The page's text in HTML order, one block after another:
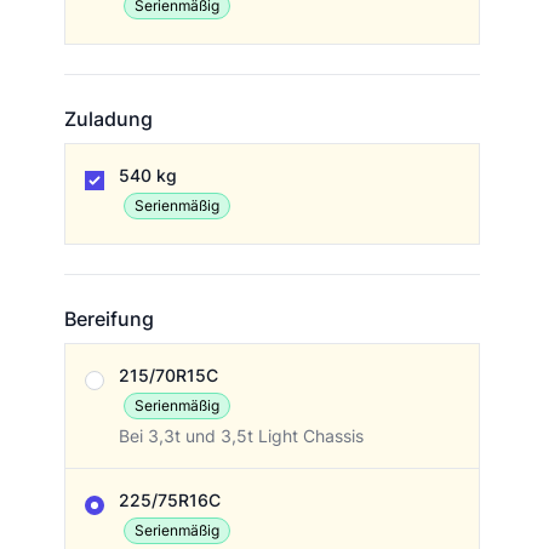
Serienmäßig
Zuladung
540 kg
Serienmäßig
Bereifung
215/70R15C
Serienmäßig
Bei 3,3t und 3,5t Light Chassis
225/75R16C
Serienmäßig